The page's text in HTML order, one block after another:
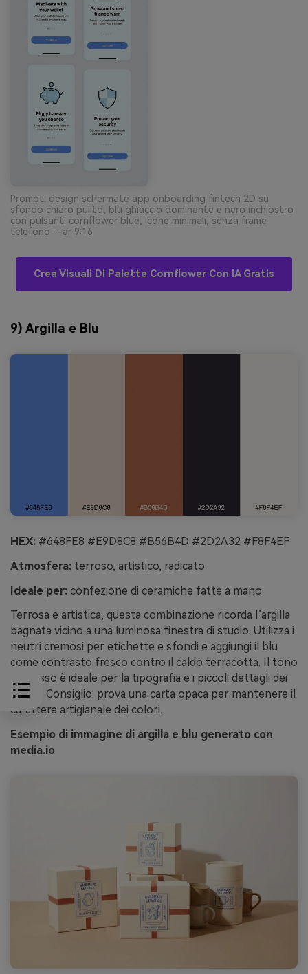
Prompt: design schermate app onboarding fintech 2D su
sfondo chiaro pulito, blu ghiaccio dominante e nero inchiostro
con pulsanti cornflower blue, icone minimali, senza frame
telefono --ar 9:16
Crea Visuali Di Palette Cornflower Con IA Gratis
9) Argilla e Blu
HEX: #648FE8 #E9D8C8 #B56B4D #2D2A32 #F8F4EF
Atmosfera: terroso, artistico, radicato
Ideale per: confezione di ceramiche fatte a mano
Terrosa e artistica, questa combinazione ricorda l’argilla
bagnata vicino a una luminosa finestra di studio. Utilizza i
neutri cremosi per etichette e sfondi e aggiungi il blu
come contrasto fresco contro il caldo terracotta. Il tono
espresso è ideale per la tipografia e i piccoli dettagli dei
motivi. Consiglio: prova una carta opaca per mantenere il
carattere artigianale dei colori.
Esempio di immagine di argilla e blu generato con
media.io